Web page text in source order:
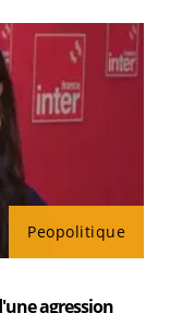
Peopolitique
agression